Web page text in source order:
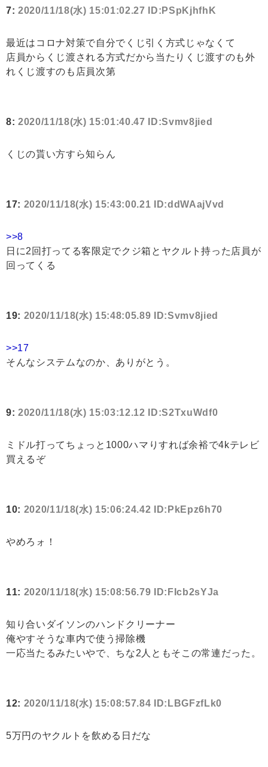
7: 2020/11/18(水) 15:01:02.27 ID:PSpKjhfhK
最近はコロナ対策で自分でくじ引く方式じゃなくて
店員からくじ渡される方式だから当たりくじ渡すのも外
れくじ渡すのも店員次第
8: 2020/11/18(水) 15:01:40.47 ID:Svmv8jied
くじの貰い方すら知らん
17: 2020/11/18(水) 15:43:00.21 ID:ddWAajVvd
>>8
日に2回打ってる客限定でクジ箱とヤクルト持った店員が
回ってくる
19: 2020/11/18(水) 15:48:05.89 ID:Svmv8jied
>>17
そんなシステムなのか、ありがとう。
9: 2020/11/18(水) 15:03:12.12 ID:S2TxuWdf0
ミドル打ってちょっと1000ハマりすれば余裕で4kテレビ
買えるぞ
10: 2020/11/18(水) 15:06:24.42 ID:PkEpz6h70
やめろォ！
11: 2020/11/18(水) 15:08:56.79 ID:FIcb2sYJa
知り合いダイソンのハンドクリーナー
俺やすそうな車内で使う掃除機
一応当たるみたいやで、ちな2人ともそこの常連だった。
12: 2020/11/18(水) 15:08:57.84 ID:LBGFzfLk0
5万円のヤクルトを飲める日だな